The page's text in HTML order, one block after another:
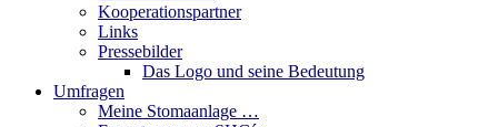
Kooperationspartner
Links
Pressebilder
Das Logo und seine Bedeutung
Umfragen
Meine Stomaanlage …